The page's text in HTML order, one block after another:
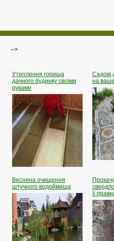
-->
Утеплення горища
дачного будинку своїми
руками
Садові
на
Весняна очищення
штучного водоймища
її